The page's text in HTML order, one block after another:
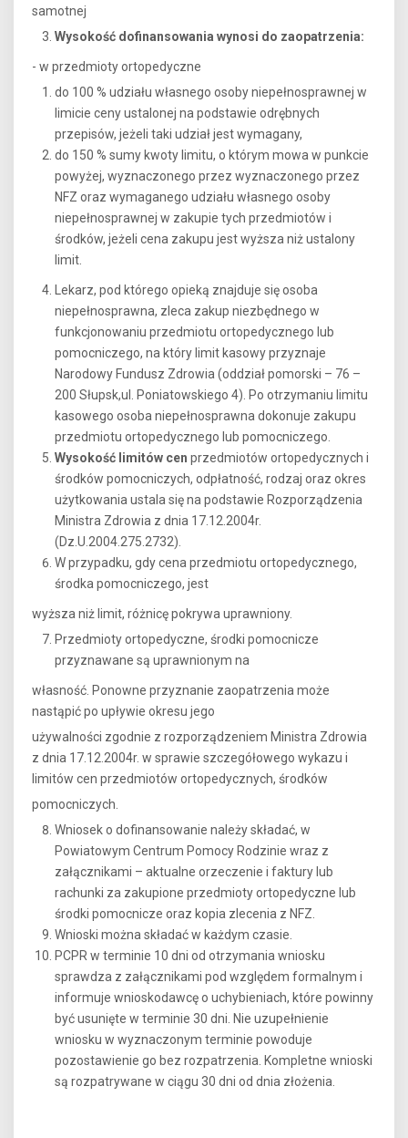
samotnej
Wysokość dofinansowania wynosi do zaopatrzenia:
- w przedmioty ortopedyczne
do 100 % udziału własnego osoby niepełnosprawnej w
limicie ceny ustalonej na podstawie odrębnych
przepisów, jeżeli taki udział jest wymagany,
do 150 % sumy kwoty limitu, o którym mowa w punkcie
powyżej, wyznaczonego przez wyznaczonego przez
NFZ oraz wymaganego udziału własnego osoby
niepełnosprawnej w zakupie tych przedmiotów i
środków, jeżeli cena zakupu jest wyższa niż ustalony
limit.
Lekarz, pod którego opieką znajduje się osoba
niepełnosprawna, zleca zakup niezbędnego w
funkcjonowaniu przedmiotu ortopedycznego lub
pomocniczego, na który limit kasowy przyznaje
Narodowy Fundusz Zdrowia (oddział pomorski – 76 –
200 Słupsk,ul. Poniatowskiego 4). Po otrzymaniu limitu
kasowego osoba niepełnosprawna dokonuje zakupu
przedmiotu ortopedycznego lub pomocniczego.
Wysokość limitów cen przedmiotów ortopedycznych i
środków pomocniczych, odpłatność, rodzaj oraz okres
użytkowania ustala się na podstawie Rozporządzenia
Ministra Zdrowia z dnia 17.12.2004r.
(Dz.U.2004.275.2732).
W przypadku, gdy cena przedmiotu ortopedycznego,
środka pomocniczego, jest
wyższa niż limit, różnicę pokrywa uprawniony.
Przedmioty ortopedyczne, środki pomocnicze
przyznawane są uprawnionym na
własność. Ponowne przyznanie zaopatrzenia może
nastąpić po upływie okresu jego
używalności zgodnie z rozporządzeniem Ministra Zdrowia
z dnia 17.12.2004r. w sprawie szczegółowego wykazu i
limitów cen przedmiotów ortopedycznych, środków
pomocniczych.
Wniosek o dofinansowanie należy składać, w
Powiatowym Centrum Pomocy Rodzinie wraz z
załącznikami – aktualne orzeczenie i faktury lub
rachunki za zakupione przedmioty ortopedyczne lub
środki pomocnicze oraz kopia zlecenia z NFZ.
Wnioski można składać w każdym czasie.
PCPR w terminie 10 dni od otrzymania wniosku
sprawdza z załącznikami pod względem formalnym i
informuje wnioskodawcę o uchybieniach, które powinny
być usunięte w terminie 30 dni. Nie uzupełnienie
wniosku w wyznaczonym terminie powoduje
pozostawienie go bez rozpatrzenia. Kompletne wnioski
są rozpatrywane w ciągu 30 dni od dnia złożenia.